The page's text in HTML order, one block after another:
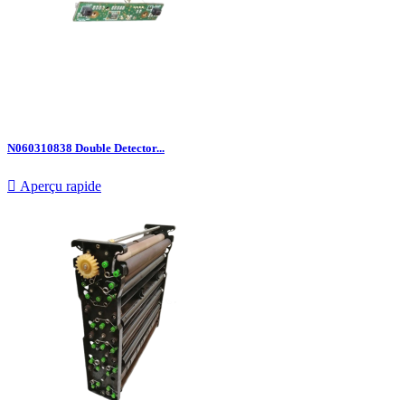
N060310838 Double Detector...
 Aperçu rapide